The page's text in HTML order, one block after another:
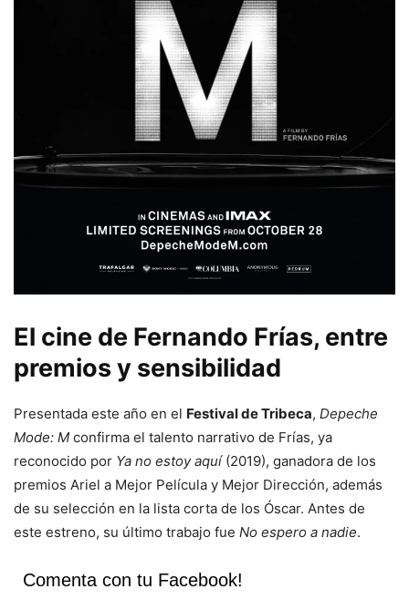
El cine de Fernando Frías, entre
premios y sensibilidad
Presentada este año en el Festival de Tribeca, Depeche
Mode: M confirma el talento narrativo de Frías, ya
reconocido por Ya no estoy aquí(2019), ganadora de los
premios Ariel a Mejor Película y Mejor Dirección, además
de su selección en la lista corta de los Óscar. Antes de
este estreno, su último trabajo fue No espero a nadie.
Comenta con tu Facebook!